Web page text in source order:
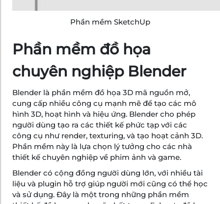
Phần mềm SketchUp
Phần mềm đồ họa
chuyên nghiệp Blender
Blender là phần mềm đồ họa 3D mã nguồn mở,
cung cấp nhiều công cụ mạnh mẽ để tạo các mô
hình 3D, hoạt hình và hiệu ứng. Blender cho phép
người dùng tạo ra các thiết kế phức tạp với các
công cụ như render, texturing, và tạo hoạt cảnh 3D.
Phần mềm này là lựa chọn lý tưởng cho các nhà
thiết kế chuyên nghiệp về phim ảnh và game.
Blender có cộng đồng người dùng lớn, với nhiều tài
liệu và plugin hỗ trợ giúp người mới cũng có thể học
và sử dụng. Đây là một trong những phần mềm